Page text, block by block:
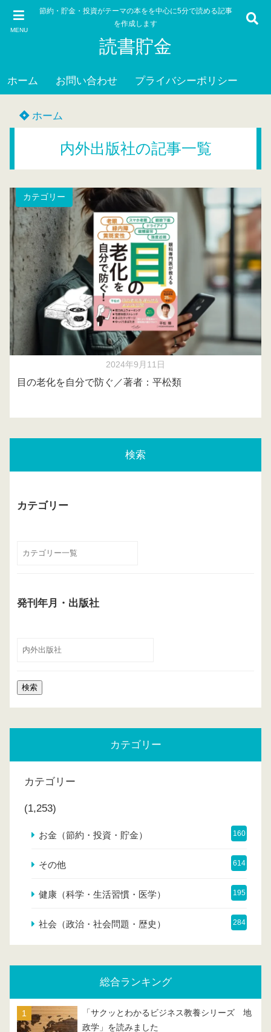
MENU
節約・貯金・投資がテーマの本をを中心に5分で読める記事
を作成します
読書貯金
ホーム お問い合わせ プライバシーポリシー
ホーム
内外出版社の記事一覧
カテゴリー
2024年9月11日
目の老化を自分で防ぐ／著者：平松類
検索
カテゴリー
発刊年月・出版社
カテゴリー
カテゴリー
(1,253)
お金（節約・投資・貯金） 160
その他 614
健康（科学・生活習慣・医学） 195
社会（政治・社会問題・歴史） 284
総合ランキング
「サクッとわかるビジネス教養シリーズ 地
政学」を読みました